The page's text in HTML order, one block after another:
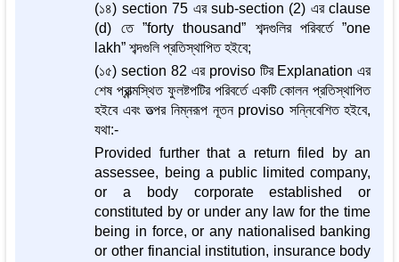
(১৪) section 75 এর sub-section (2) এর clause
(d) তে ”forty thousand” শব্দগুলির পরিবর্তে ”one
lakh” শব্দগুলি প্রতিস্থাপিত হইবে;
(১৫) section 82 এর proviso টির Explanation এর
শেষ প্রান্ত্মস্থিত ফুলষ্টপটির পরিবর্তে একটি কোলন প্রতিস্থাপিত
হইবে এবং তত্পর নিম্নরূপ নূতন proviso সন্নিবেশিত হইবে,
যথা:-
Provided further that a return filed by an
assessee, being a public limited company,
or a body corporate established or
constituted by or under any law for the time
being in force, or any nationalised banking
or other financial institution, insurance body